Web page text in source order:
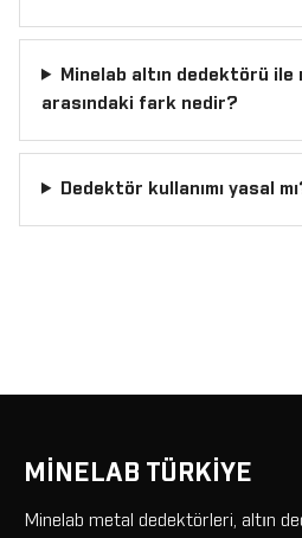
Minelab altın dedektörü
arasındaki fark nedir?
Dedektör kullanımı yasal
MİNELAB TÜRKİYE
Minelab metal dedektörleri, altın